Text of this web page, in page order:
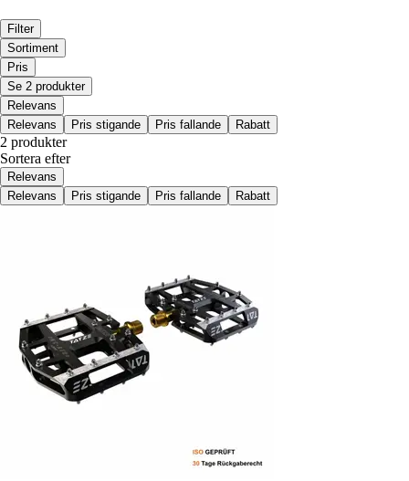
Filter
Sortiment
Pris
Se 2 produkter
Relevans
Relevans
Pris stigande Pris fallande Rabatt
2 produkter
Sortera efter
Relevans
Relevans
Pris stigande Pris fallande Rabatt